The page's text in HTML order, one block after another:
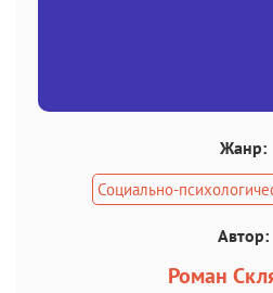
Жанр:
Социально-
Автор:
Роман